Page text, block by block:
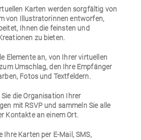
Karten werden sorgfältig von
von Illustratorinnen entworfen,
Ihnen die feinsten und
zu bieten.
Elemente an, von Ihrer virtuellen
Umschlag, den Ihre Empfänger
Fotos und Textfeldern.
die Organisation Ihrer
mit RSVP und sammeln Sie alle
Kontakte an einem Ort.
Ihre Karten per E-Mail, SMS,